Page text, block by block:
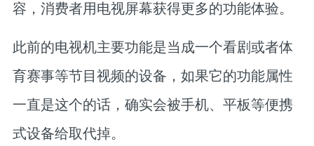
容，消费者用电视屏幕获得更多的功能体验。
此前的电视机主要功能是当成一个看剧或者体
育赛事等节目视频的设备，如果它的功能属性
一直是这个的话，确实会被手机、平板等便携
式设备给取代掉。